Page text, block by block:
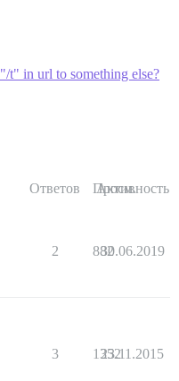
t" in url to something else?
Ответов Просм.
Активность
2 882
30.06.2019
3 1352
23.11.2015